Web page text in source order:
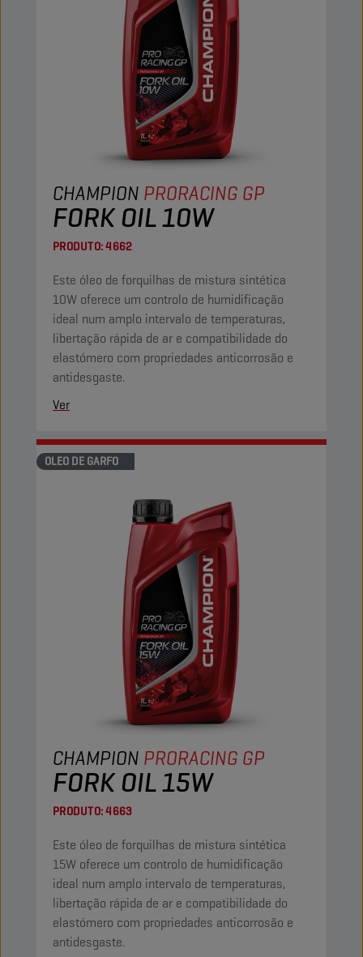
CHAMPION PRORACING GP
FORK OIL 10W
PRODUTO:4662
Este óleo de forquilhas de mistura sintética
10W oferece um controlo de humidificação
ideal num amplo intervalo de temperaturas,
libertação rápida de ar e compatibilidade do
elastómero com propriedades anticorrosão e
antidesgaste.
Ver
OLEO DE GARFO
CHAMPION PRORACING GP
FORK OIL 15W
PRODUTO:4663
Este óleo de forquilhas de mistura sintética
15W oferece um controlo de humidificação
ideal num amplo intervalo de temperaturas,
libertação rápida de ar e compatibilidade do
elastómero com propriedades anticorrosão e
antidesgaste.